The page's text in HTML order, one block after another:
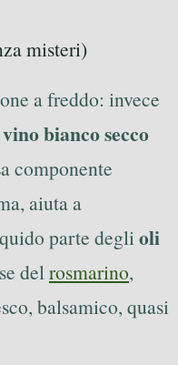
misteri)
a freddo: invece
vino bianco secco
componente
aiuta a
parte deglioli
delrosmarino,
balsamico, quasi